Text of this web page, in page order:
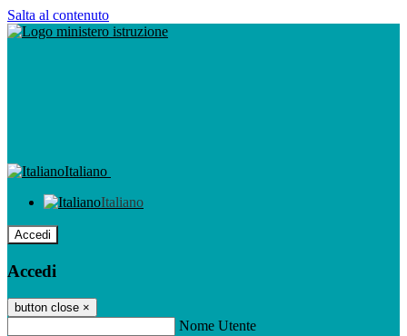
Salta al contenuto
Italiano
Italiano
Accedi
Accedi
button close ×
Nome Utente